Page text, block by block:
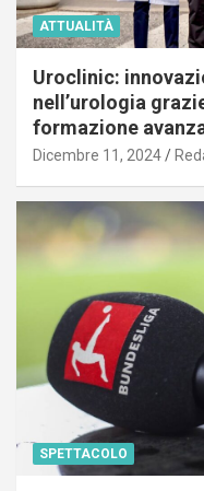
ATTUALITÀ
Uroclinic:
nell’urologia
formazione
Dicembre 11, 2024
SPETTACOLO